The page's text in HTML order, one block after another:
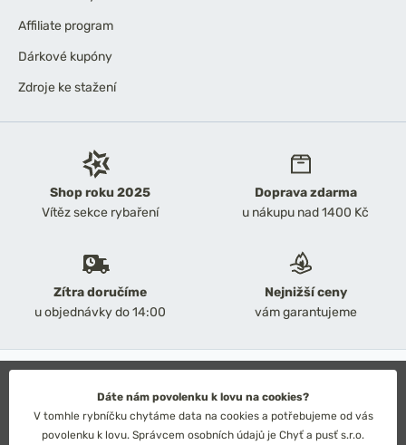
Shop roku 2025
Vítěz sekce rybaření
Doprava zdarma
u nákupu nad 1400 Kč
Zítra doručíme
u objednávky do 14:00
Nejnižší ceny
vám garantujeme
Affiliate program
Dárkové kupóny
Zdroje ke stažení
Obchodní podmínky
Ochrana osobních údajů
Technické řešení: Simplia s.r.o.
Dáte nám povolenku k lovu na cookies?
V tomhle rybníčku chytáme data na cookies a potřebujeme od vás
povolenku k lovu. Správcem osobních údajů je Chyť a pusť s.r.o.